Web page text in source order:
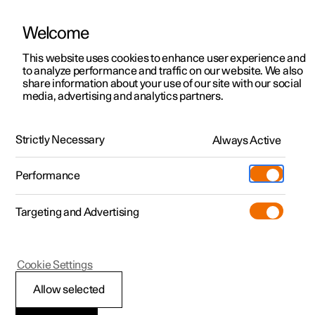
Polestar 2
Polestar 3
Polestar 4
Pre-owned
Shop
Mere
Udforsk Polestar 2
Kampagner
Nye lagerbiler
Prøvetur
Nye lagerbiler
Udforsk Polestar 4
Kampagner
Nye lagerbiler
Pre-owned-programmet
Pre-owned Polestar 2
Kampagner til privatkunder
Tilbud til erhvervskunder
Nye lagerbiler
Byg din bil
Pre-owned
Prøvetur
Extras tilbehør
(Åbner i et nyt vindue)
Experiences
Firmabil
Find os
Servicelokationer
Ejerskab
Opladning
Om Polestar
Bæredygtighed
HåndbogVideogalleriSoftwareopdateringer
Udvendig belysning
Polestar 2
Nødbremselys
Welcome
This website uses cookies to enhance user experience and
to analyze performance and traffic on our website. We also
share information about your use of our site with our social
media, advertising and analytics partners.
Strictly Necessary Always Active
Performance
Targeting and Advertising
Allow selected
Cookie Settings